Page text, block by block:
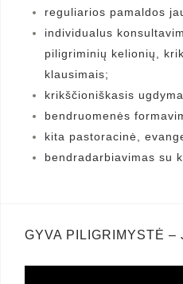
reguliarios pamaldos
individualus
piligriminių kelionių,
klausimais;
krikščioniškasis
bendruomenės
kita pastoracinė,
bendradarbiavimas su
GYVA PILIGRIMYSTĖ –